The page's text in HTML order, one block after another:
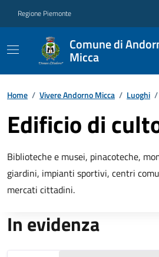
Regione Piemonte
Comune di
Micca
Home / Vivere Andorno Micca / Luoghi /
Edificio di
Biblioteche e musei, pinacoteche,
giardini, impianti sportivi, centri
mercati cittadini.
In evidenza